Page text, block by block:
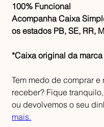
100% Funcional
Acompanha Caixa
os estados PB, SE, RR,
*Caixa original da
Tem medo de comprar
receber? Fique
ou devolvemos o seu
mais.